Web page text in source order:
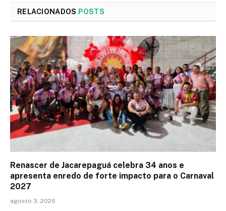
RELACIONADOS POSTS
Renascer de Jacarepaguá celebra 34 anos e
apresenta enredo de forte impacto para o Carnaval
2027
agosto 3, 2026